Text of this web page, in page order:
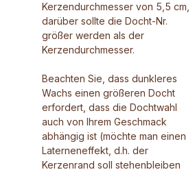
Kerzendurchmesser von 5,5 cm,
darüber sollte die Docht-Nr.
größer werden als der
Kerzendurchmesser.
Beachten Sie, dass dunkleres
Wachs einen größeren Docht
erfordert, dass die Dochtwahl
auch von Ihrem Geschmack
abhängig ist (möchte man einen
Laterneneffekt, d.h. der
Kerzenrand soll stehenbleiben